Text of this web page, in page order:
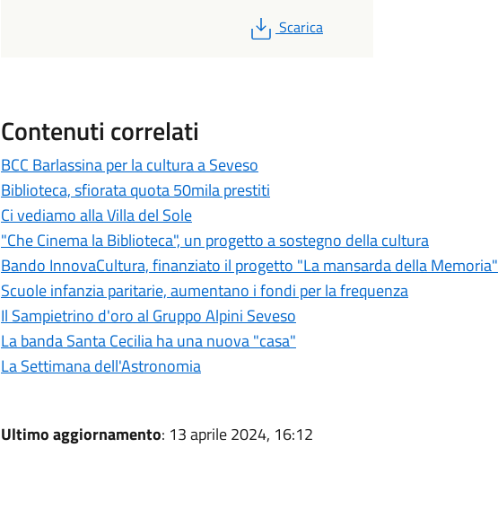
PDF
Scarica
Contenuti correlati
BCC Barlassina per la cultura a Seveso
Biblioteca, sfiorata quota 50mila prestiti
Ci vediamo alla Villa del Sole
"Che Cinema la Biblioteca", un progetto a sostegno della cultura
Bando InnovaCultura, finanziato il progetto "La mansarda della Memoria"
Scuole infanzia paritarie, aumentano i fondi per la frequenza
Il Sampietrino d'oro al Gruppo Alpini Seveso
La banda Santa Cecilia ha una nuova "casa"
La Settimana dell'Astronomia
Ultimo aggiornamento: 13 aprile 2024, 16:12